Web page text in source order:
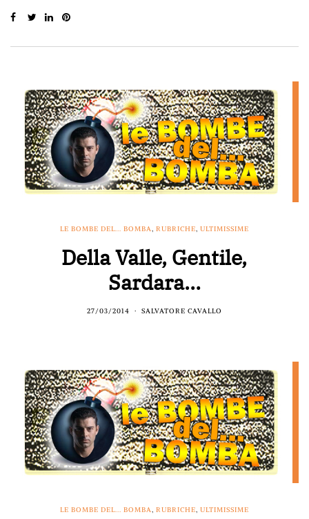
LE BOMBE DEL... BOMBA, RUBRICHE, ULTIMISSIME
Della Valle, Gentile,
Sardara…
27/03/2014 SALVATORE CAVALLO
LE BOMBE DEL... BOMBA, RUBRICHE, ULTIMISSIME